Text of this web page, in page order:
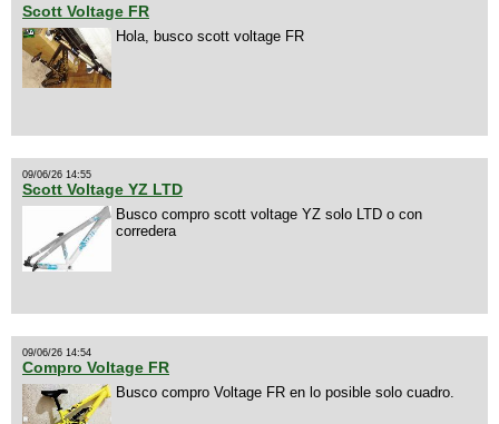
Scott Voltage FR
Hola, busco scott voltage FR
09/06/26 14:55
Scott Voltage YZ LTD
Busco compro scott voltage YZ solo LTD o con
corredera
09/06/26 14:54
Compro Voltage FR
Busco compro Voltage FR en lo posible solo cuadro.